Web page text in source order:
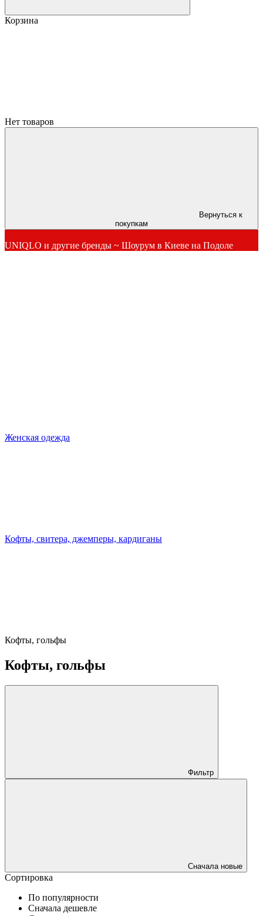
Корзина
Нет товаров
Вернуться к
покупкам
UNIQLO и другие бренды ~ Шоурум в Киеве на Подоле
Женская одежда
Кофты, свитера, джемперы, кардиганы
Кофты, гольфы
Кофты, гольфы
Фильтр
Сначала новые
Сортировка
По популярности
Сначала дешевле